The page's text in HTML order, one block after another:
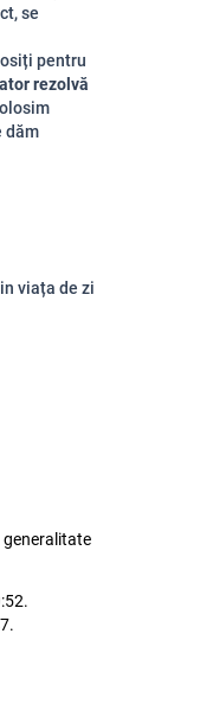
se
pentru
rezolvă
dăm
viața de zi